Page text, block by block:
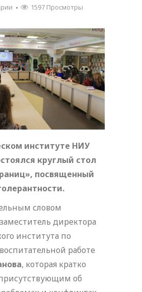
1597 Просмотры
институте НИУ
круглый стол
посвященный
словом
директора
института по
работе
, которая кратко
присутствующим об